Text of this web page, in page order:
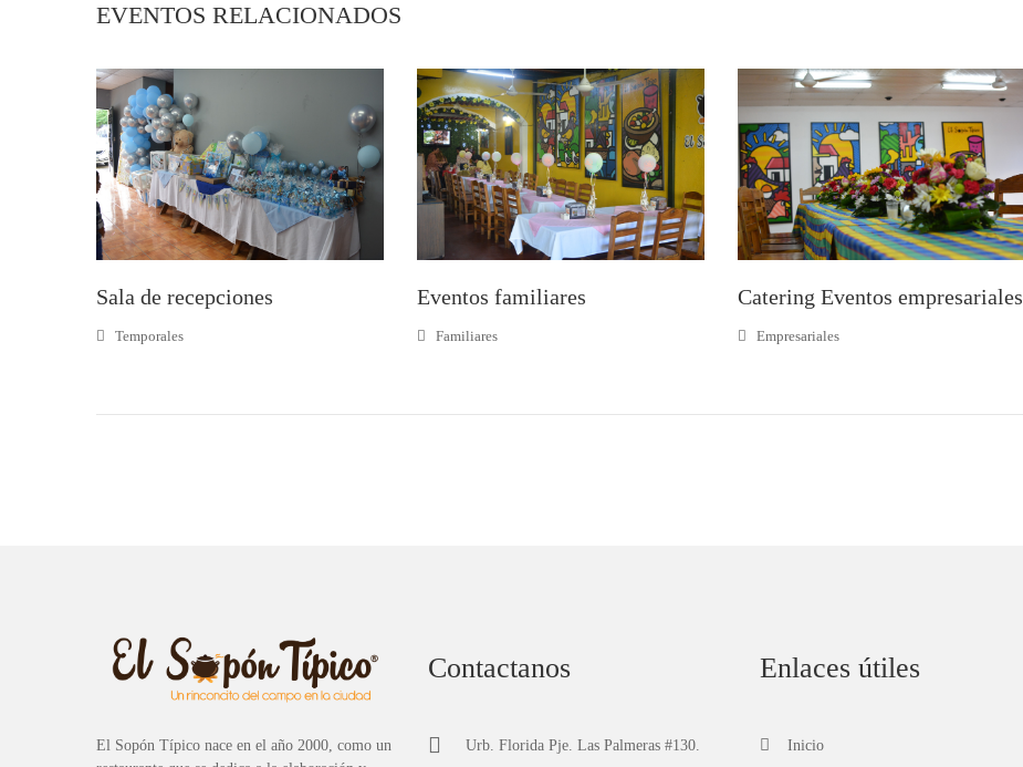
EVENTOS RELACIONADOS
Sala de recepciones
Temporales
Eventos familiares
Familiares
Catering Eventos empresariales
Empresariales
El Sopón Típico nace en el año 2000, como un
Contactanos
Urb. Florida Pje. Las Palmeras #130.
Enlaces útiles
Inicio